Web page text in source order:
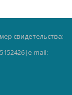
свидетельства:
mail: